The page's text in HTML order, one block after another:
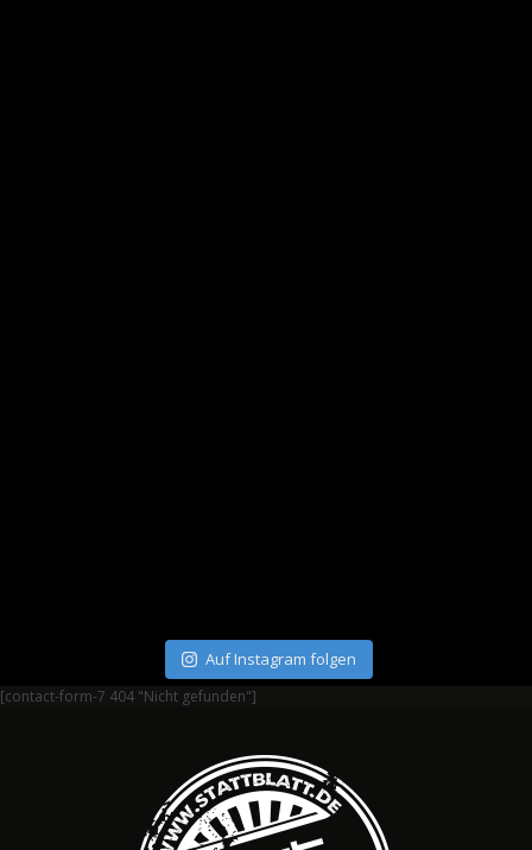
Auf Instagram folgen
[contact-form-7 404 "Nicht gefunden"]